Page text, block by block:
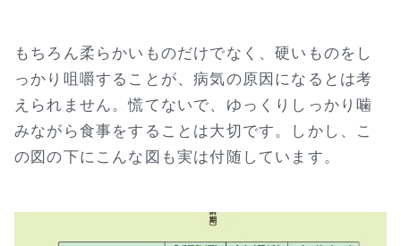
もちろん柔らかいものだけでなく、硬いものをし
っかり咀嚼することが、病気の原因になるとは考
えられません。慌てないで、ゆっくりしっかり噛
みながら食事をすることは大切です。しかし、こ
の図の下にこんな図も実は付随しています。